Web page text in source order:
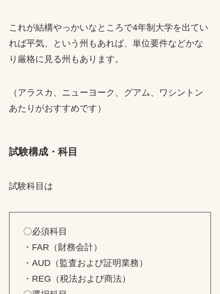
これが結構やっかいなところで4年制大学を出てい
れば平気、という州もあれば、単位要件などかな
り厳格に見る州もあります。
（アラスカ、ニューヨーク、グアム、ワシントン
あたりがおすすめです）
試験構成・科目
試験科目は
〇必須科目
・FAR（財務会計）
・AUD（監査および証明業務）
・REG（税法および商法）